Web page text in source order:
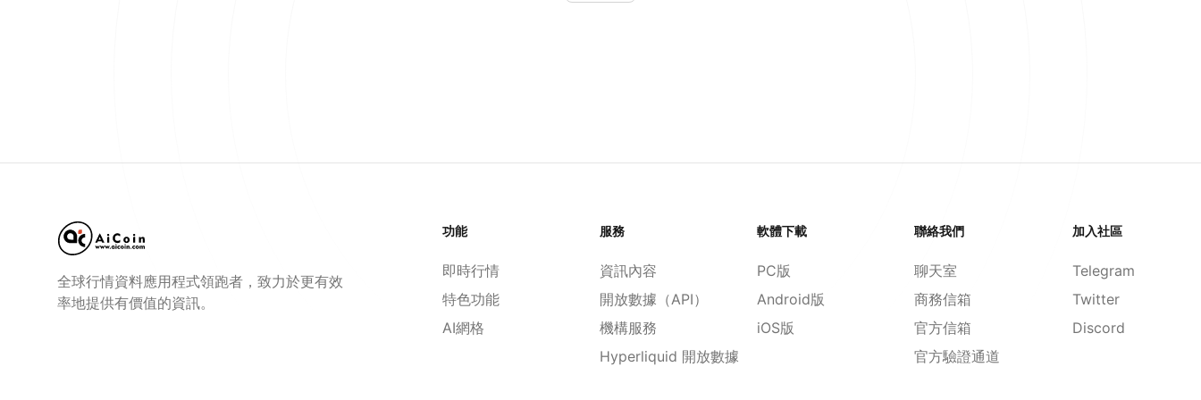
全球行情資料應用程式領跑者，致力於更有效
率地提供有價值的資訊。
功能
即時行情
特色功能
AI網格
服務
資訊內容
開放數據（API）
機構服務
Hyperliquid 開放數據
軟體下載
PC版
Android版
iOS版
聯絡我們
聊天室
商務信箱
官方信箱
官方驗證通道
加入社區
Telegram
Twitter
Discord